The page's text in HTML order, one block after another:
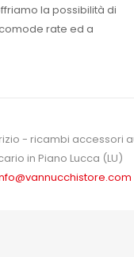
la possibilità di
rate ed a
- ricambi accessori
in Piano Lucca (LU)